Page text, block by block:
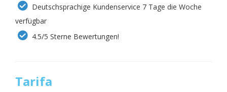
Deutschsprachige Kundenservice 7 Tage die Woche
verfügbar
4.5/5 Sterne Bewertungen!
Tarifa